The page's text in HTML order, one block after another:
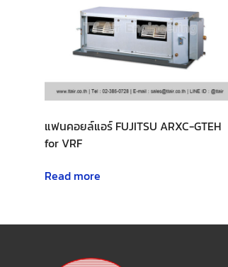
แฟนคอยล์แอร์ FUJITSU ARXC-GTEH
for VRF
Read more